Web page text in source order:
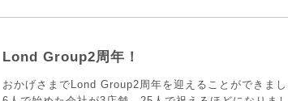
Lond Group2周年！
おかげさまでLond Group2周年を迎えることができまし